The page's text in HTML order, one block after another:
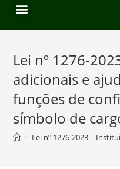
Lei nº 1276-
adicionais e
funções de
símbolo de
> Lei nº 1276-2023 –